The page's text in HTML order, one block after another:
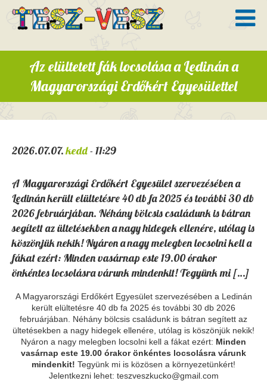
Az elültetett fák locsolása a Ledinán a
Magyarországi Erdőkért Egyesülettel
2026.07.07.kedd- 11:29
A Magyarországi Erdőkért Egyesület szervezésében a
Ledinán került elültetésre 40 db fa 2025 és további 30 db
2026 februárjában. Néhány bölcsis családunk is bátran
segített az ültetésekben a nagy hidegek ellenére, utólag is
köszönjük nekik! Nyáron a nagy melegben locsolni kell a
fákat ezért: Minden vasárnap este 19.00 órakor
önkéntes locsolásra várunk mindenkit! Tegyünk mi […]
A Magyarországi Erdőkért Egyesület szervezésében a Ledinán
került elültetésre 40 db fa 2025 és további 30 db 2026
februárjában. Néhány bölcsis családunk is bátran segített az
ültetésekben a nagy hidegek ellenére, utólag is köszönjük nekik!
Nyáron a nagy melegben locsolni kell a fákat ezért: Minden
vasárnap este 19.00 órakor önkéntes locsolásra várunk
mindenkit! Tegyünk mi is közösen a környezetünkért!
Jelentkezni lehet: teszveszkucko@gmail.com